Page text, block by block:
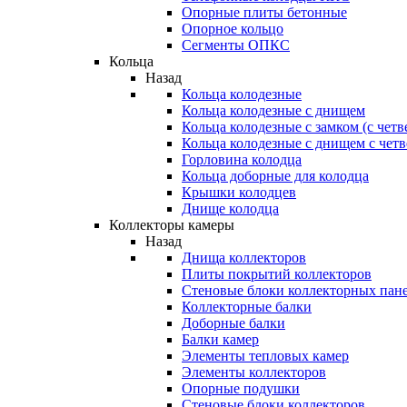
Опорные плиты бетонные
Опорное кольцо
Сегменты ОПКС
Кольца
Назад
Кольца колодезные
Кольца колодезные с днищем
Кольца колодезные с замком (с
Кольца колодезные с днищем с
Горловина колодца
Кольца доборные для колодца
Крышки колодцев
Днище колодца
Коллекторы камеры
Назад
Днища коллекторов
Плиты покрытий коллекторов
Стеновые блоки коллекторных
Коллекторные балки
Доборные балки
Балки камер
Элементы тепловых камер
Элементы коллекторов
Опорные подушки